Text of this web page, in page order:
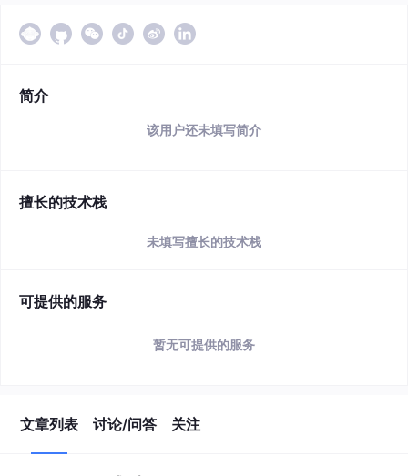
简介
该用户还未填写简介
擅长的技术栈
未填写擅长的技术栈
可提供的服务
暂无可提供的服务
文章列表 讨论/问答 关注